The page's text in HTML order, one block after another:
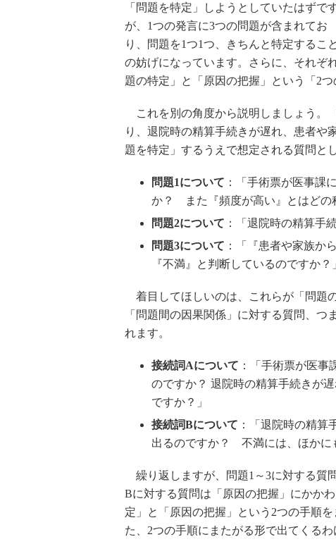
「問題を特定」しようとしていたはずで
が、1つの発言に3つの問題が含まれてお
り、問題を1つ1つ、きちんと特定すること
の妨げになっています。さらに、それぞ
題の特定」と「原因の把握」という「2
これを別の角度から説明しましょう。
り、退院時の精算手続きが遅れ、患者や
題を特定」するうえで想定される質問と
問題1について ：「手術票が医事課
か？ また『頻度が高い』とはどの
問題2について ：「退院時の精算手
問題3について ：「『患者や家族か
『不満』と判断しているのですか？
着目してほしいのは、これらが「問題
「問題間の因果関係」に対する質問、
れます。
接続詞Aについて ：「手術票が医
のですか？ 退院時の精算手続きが
ですか？」
接続詞Bについて ：「退院時の精算
出るのですか？ 不満には、ほかに
繰り返しますが、問題1～3に対する質
Bに対する質問は「原因の把握」にかか
定」と「原因の把握」という2つの手順
た、2つの手順にまたがる形で出てくるわ